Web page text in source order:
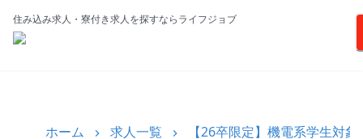
住み込み求人・寮付き求人を探すならライフジョブ
ホーム 求人一覧 【26卒限定】機電系学生対